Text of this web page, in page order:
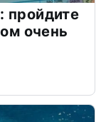
пройдите
очень